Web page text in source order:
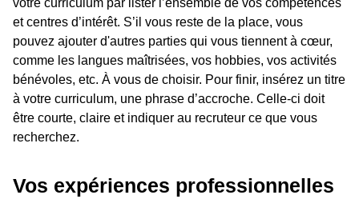
et centres d’intérêt. S’il vous reste de la place, vous
pouvez ajouter d'autres parties qui vous tiennent à cœur,
comme les langues maîtrisées, vos hobbies, vos activités
bénévoles, etc. À vous de choisir. Pour finir, insérez un titre
à votre curriculum, une phrase d’accroche. Celle-ci doit
être courte, claire et indiquer au recruteur ce que vous
recherchez.
Vos expériences professionnelles